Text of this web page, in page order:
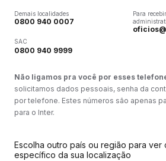
Demais localidades
0800 940 0007
SAC
0800 940 9999
Para
Não ligamos pra você por esses
solicitamos dados pessoais, senha da
por telefone. Estes números são apenas
para o Inter.
Escolha outro país ou região para ver
específico da sua localização